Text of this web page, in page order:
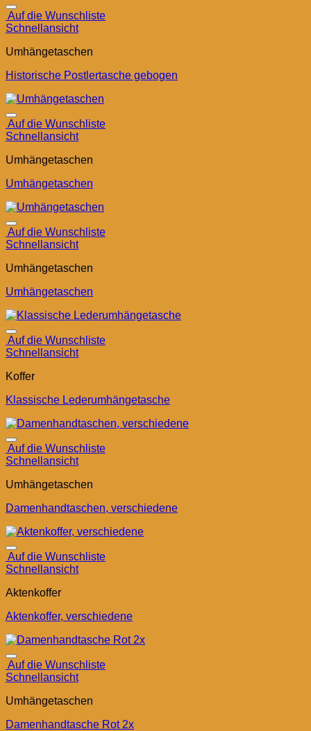
Auf die Wunschliste
Schnellansicht
Umhängetaschen
Historische Postlertasche gebogen
Auf die Wunschliste
Schnellansicht
Umhängetaschen
Umhängetaschen
Auf die Wunschliste
Schnellansicht
Umhängetaschen
Umhängetaschen
Auf die Wunschliste
Schnellansicht
Koffer
Klassische Lederumhängetasche
Auf die Wunschliste
Schnellansicht
Umhängetaschen
Damenhandtaschen, verschiedene
Auf die Wunschliste
Schnellansicht
Aktenkoffer
Aktenkoffer, verschiedene
Auf die Wunschliste
Schnellansicht
Umhängetaschen
Damenhandtasche Rot 2x